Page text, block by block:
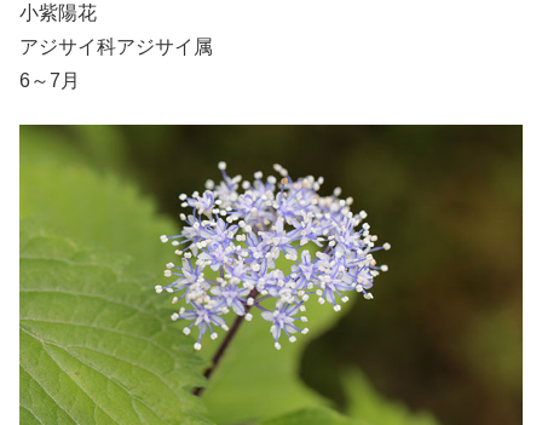
小紫陽花
アジサイ科アジサイ属
6～7月